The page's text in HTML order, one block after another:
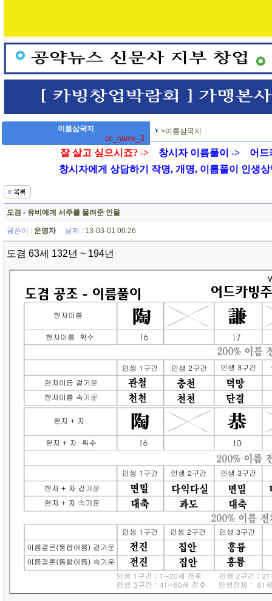
이름삼국지
cn_name_3
>이름삼국지
잘 살고 싶으시죠? -> 창시자 이름풀이 ->
어드
창시자에게 상담하기 작명, 개명, 이름풀이 인생상
도겸 - 유비에게 서주를 물려준 인물
글쓴이 : 운영자 날짜 : 13-03-01 00:26
도겸 63세 132년 ~ 194년